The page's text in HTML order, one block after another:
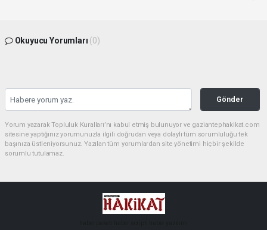
Okuyucu Yorumları (0)
Gönder
Yorum yazarak Topluluk Kuralları’nı kabul etmiş bulunuyor ve gaziantephakikat.com
sitesine yaptığınız yorumunuzla ilgili doğrudan veya dolaylı tüm sorumluluğu tek
başınıza üstleniyorsunuz. Yazılan tüm yorumlardan site yönetimi hiçbir şekilde
sorumlu tutulamaz.